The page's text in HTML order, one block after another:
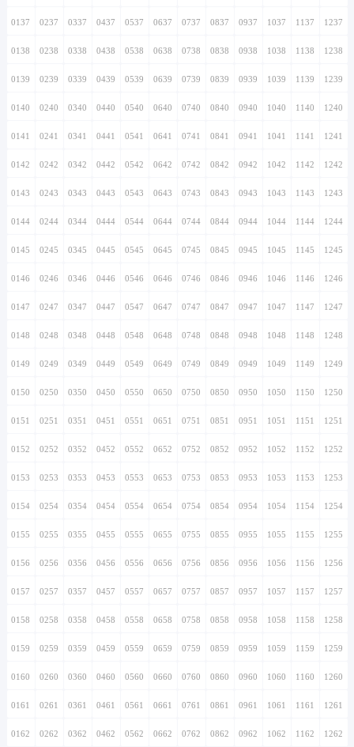
0137 0237 0337 0437 0537 0637 0737 0837 0937 1037 1137 1237
0138 0238 0338 0438 0538 0638 0738 0838 0938 1038 1138 1238
0139 0239 0339 0439 0539 0639 0739 0839 0939 1039 1139 1239
0140 0240 0340 0440 0540 0640 0740 0840 0940 1040 1140 1240
0141 0241 0341 0441 0541 0641 0741 0841 0941 1041 1141 1241
0142 0242 0342 0442 0542 0642 0742 0842 0942 1042 1142 1242
0143 0243 0343 0443 0543 0643 0743 0843 0943 1043 1143 1243
0144 0244 0344 0444 0544 0644 0744 0844 0944 1044 1144 1244
0145 0245 0345 0445 0545 0645 0745 0845 0945 1045 1145 1245
0146 0246 0346 0446 0546 0646 0746 0846 0946 1046 1146 1246
0147 0247 0347 0447 0547 0647 0747 0847 0947 1047 1147 1247
0148 0248 0348 0448 0548 0648 0748 0848 0948 1048 1148 1248
0149 0249 0349 0449 0549 0649 0749 0849 0949 1049 1149 1249
0150 0250 0350 0450 0550 0650 0750 0850 0950 1050 1150 1250
0151 0251 0351 0451 0551 0651 0751 0851 0951 1051 1151 1251
0152 0252 0352 0452 0552 0652 0752 0852 0952 1052 1152 1252
0153 0253 0353 0453 0553 0653 0753 0853 0953 1053 1153 1253
0154 0254 0354 0454 0554 0654 0754 0854 0954 1054 1154 1254
0155 0255 0355 0455 0555 0655 0755 0855 0955 1055 1155 1255
0156 0256 0356 0456 0556 0656 0756 0856 0956 1056 1156 1256
0157 0257 0357 0457 0557 0657 0757 0857 0957 1057 1157 1257
0158 0258 0358 0458 0558 0658 0758 0858 0958 1058 1158 1258
0159 0259 0359 0459 0559 0659 0759 0859 0959 1059 1159 1259
0160 0260 0360 0460 0560 0660 0760 0860 0960 1060 1160 1260
0161 0261 0361 0461 0561 0661 0761 0861 0961 1061 1161 1261
0162 0262 0362 0462 0562 0662 0762 0862 0962 1062 1162 1262